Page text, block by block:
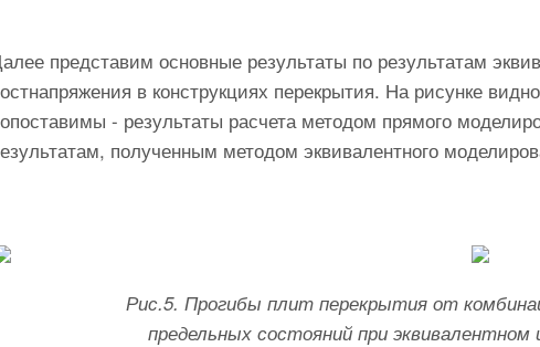
представим основные результаты по результатам
в конструкциях перекрытия. На рисунке
- результаты расчета методом прямого
полученным методом эквивалентного
Рис.5. Прогибы плит перекрытия от
предельных состояний при